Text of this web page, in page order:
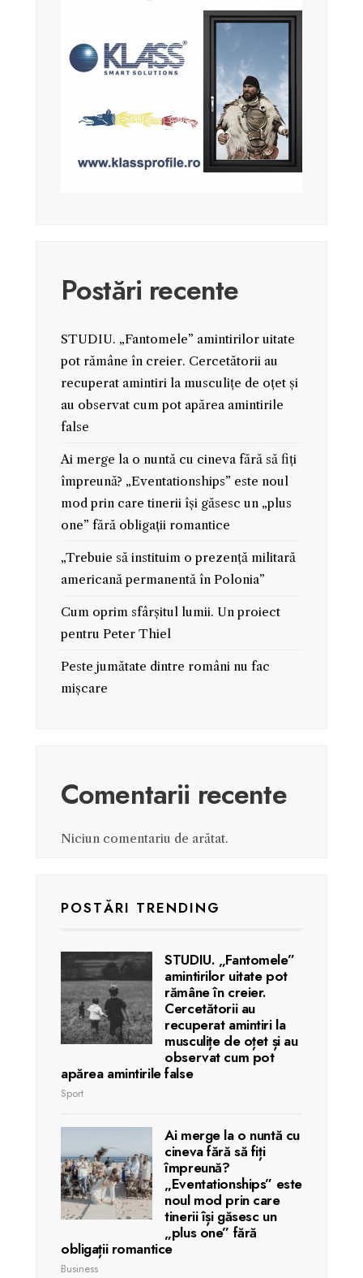
Postări recente
STUDIU. „Fantomele” amintirilor uitate
pot rămâne în creier. Cercetătorii au
recuperat amintiri la musculițe de oțet și
au observat cum pot apărea amintirile
false
Ai merge la o nuntă cu cineva fără să fiți
împreună? „Eventationships” este noul
mod prin care tinerii își găsesc un „plus
one” fără obligații romantice
„Trebuie să instituim o prezență militară
americană permanentă în Polonia”
Cum oprim sfârșitul lumii. Un proiect
pentru Peter Thiel
Peste jumătate dintre români nu fac
mișcare
Comentarii recente
Niciun comentariu de arătat.
POSTĂRI TRENDING
STUDIU. „Fantomele”
amintirilor uitate pot
rămâne în creier.
Cercetătorii au
recuperat amintiri la
musculițe de oțet și au
observat cum pot
apărea amintirile false
Sport
Ai merge la o nuntă cu
cineva fără să fiți
împreună?
„Eventationships” este
noul mod prin care
tinerii își găsesc un
„plus one” fără
obligații romantice
Business